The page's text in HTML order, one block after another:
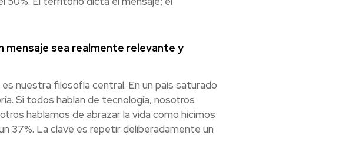
mensaje sea realmente relevante y
nuestra filosofía central. En un país saturado
Si todos hablan de tecnología, nosotros
hablamos de abrazar la vida como hicimos
37%. La clave es repetir deliberadamente un